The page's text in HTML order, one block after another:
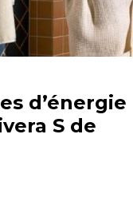
d’énergie
S de